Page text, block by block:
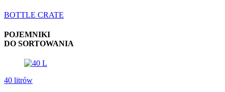
BOTTLE CRATE
POJEMNIKI
DO SORTOWANIA
40 litrów